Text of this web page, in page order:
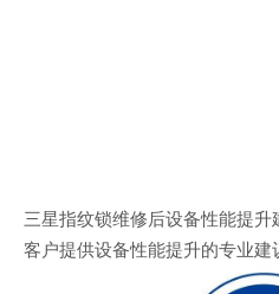
三星指纹锁维修后设备性能提
客户提供设备性能提升的专业建